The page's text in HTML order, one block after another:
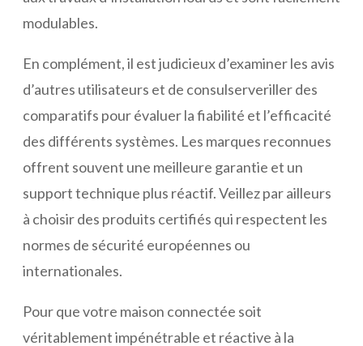
modulables.
En complément, il est judicieux d’examiner les avis
d’autres utilisateurs et de consulserveriller des
comparatifs pour évaluer la fiabilité et l’efficacité
des différents systèmes. Les marques reconnues
offrent souvent une meilleure garantie et un
support technique plus réactif. Veillez par ailleurs
à choisir des produits certifiés qui respectent les
normes de sécurité européennes ou
internationales.
Pour que votre maison connectée soit
véritablement impénétrable et réactive à la